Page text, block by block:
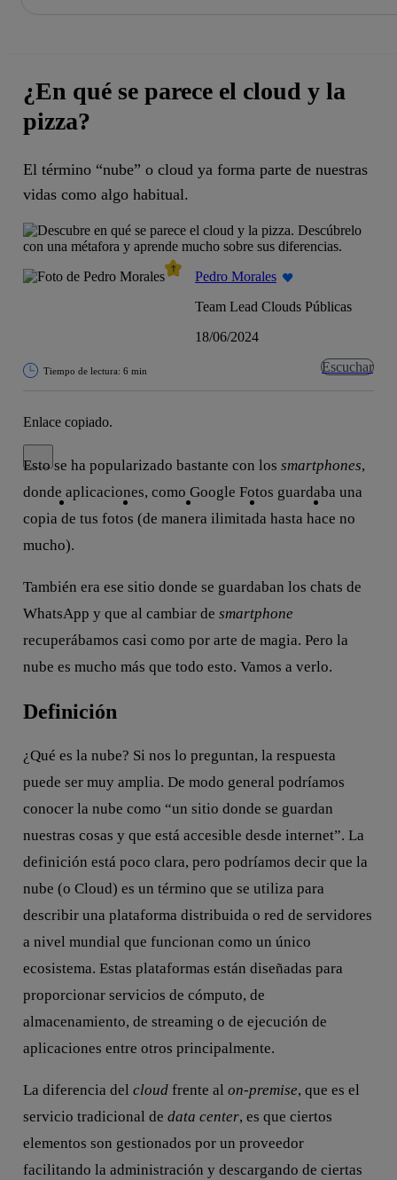
¿En qué se parece el cloud y la
pizza?
El término “nube” o cloud ya forma parte de nuestras
vidas como algo habitual.
Pedro Morales
Team Lead Clouds Públicas
18/06/2024
Tiempo de lectura: 6 min Escuchar
Enlace copiado.
Copiar enlace
Copiar enlacefacebook twitter whatsapp linkedin
Esto se ha popularizado bastante con los smartphones,
donde aplicaciones, como Google Fotos guardaba una
copia de tus fotos (de manera ilimitada hasta hace no
mucho).
También era ese sitio donde se guardaban los chats de
WhatsApp y que al cambiar de smartphone
recuperábamos casi como por arte de magia. Pero la
nube es mucho más que todo esto. Vamos a verlo.
Definición
¿Qué es la nube? Si nos lo preguntan, la respuesta
puede ser muy amplia. De modo general podríamos
conocer la nube como “un sitio donde se guardan
nuestras cosas y que está accesible desde internet”. La
definición está poco clara, pero podríamos decir que la
nube (o Cloud) es un término que se utiliza para
describir una plataforma distribuida o red de servidores
a nivel mundial que funcionan como un único
ecosistema. Estas plataformas están diseñadas para
proporcionar servicios de cómputo, de
almacenamiento, de streaming o de ejecución de
aplicaciones entre otros principalmente.
La diferencia del cloud frente al on-premise, que es el
servicio tradicional de data center, es que ciertos
elementos son gestionados por un proveedor
facilitando la administración y descargando de ciertas